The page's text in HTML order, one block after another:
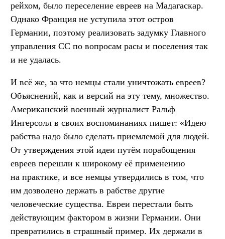
рейхом, было переселение евреев на Мадагаскар.
Однако Франция не уступила этот остров
Германии, поэтому реализовать задумку Главного
управления СС по вопросам расы и поселения так
и не удалась.
И всё же, за что немцы стали уничтожать евреев?
Объяснений, как и версий на эту тему, множество.
Американский военный журналист Ральф
Ингерсолл в своих воспоминаниях пишет: «Идею
рабства надо было сделать приемлемой для людей.
От утверждения этой идеи путём порабощения
евреев перешли к широкому её применению
на практике, и все немцы утвердились в том, что
им дозволено держать в рабстве другие
человеческие существа. Евреи перестали быть
действующим фактором в жизни Германии. Они
превратились в страшный пример. Их держали в